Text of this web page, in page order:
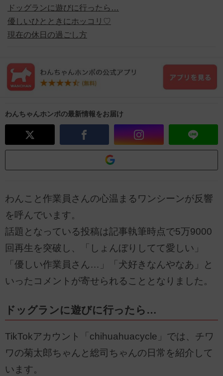
ドッグランに遊びに行ったら…
優しいひとときにホッコリ♡
現在の休日の過ごし方
わんちゃんホンポの最新情報をお届け
わんこと作業員さんの心温まるワンシーンが反響
を呼んでいます。
話題となっている投稿は記事執筆時点で5万9000
回再生を突破し、「しょんぼりしてて愛しい」
「優しい作業員さん…」「犬好きなんやなあ」と
いったコメントが寄せられることとなりました。
ドッグランに遊びに行ったら…
TikTokアカウント「chihuahuacycle」では、チワ
ワの菊太郎ちゃんと総司ちゃんの日常を紹介して
います。